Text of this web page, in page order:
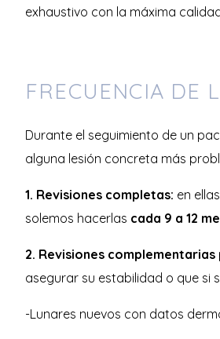
exhaustivo con la máxima
FRECUENCIA DE
Durante el seguimiento de un
alguna lesión concreta más
1. Revisiones completas: en
solemos hacerlas cada 9 a 12
2. Revisiones
asegurar su estabilidad o que si
-Lunares nuevos con datos